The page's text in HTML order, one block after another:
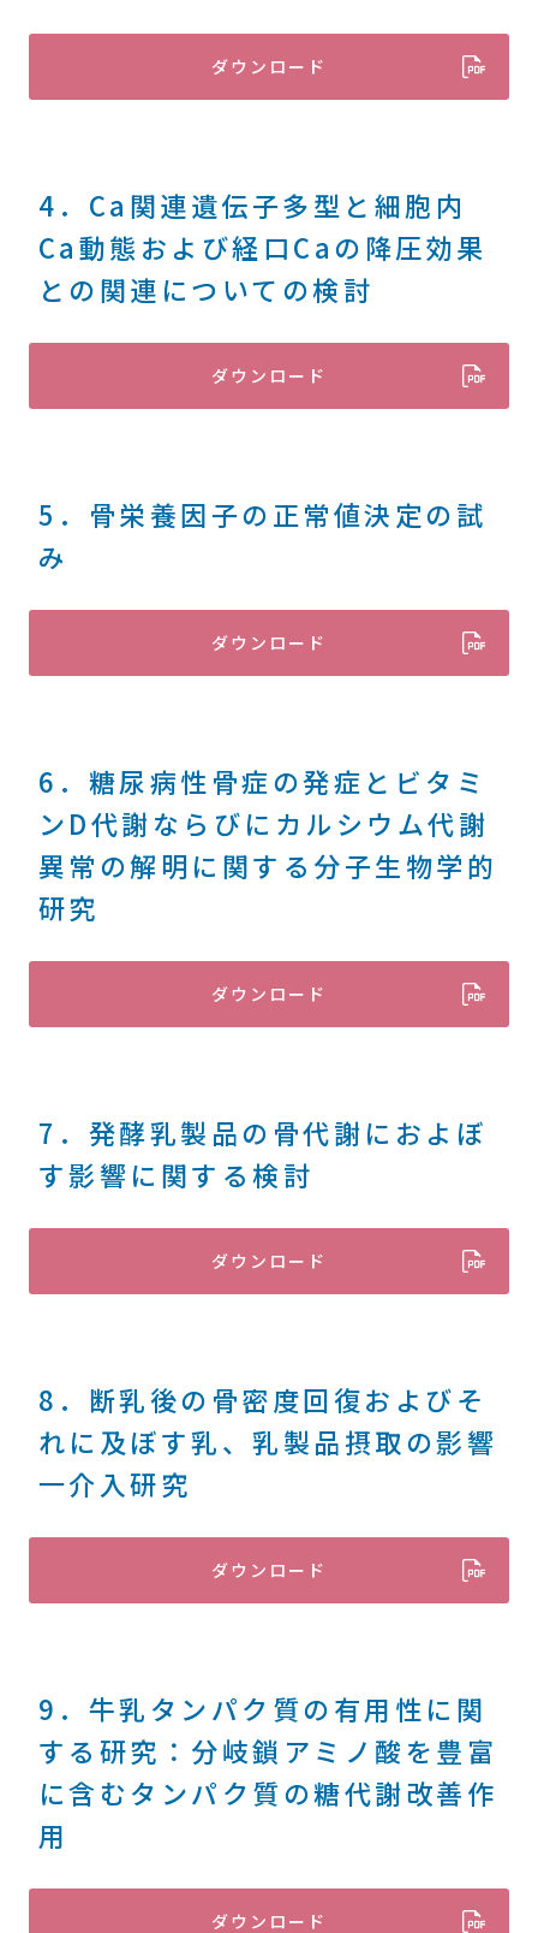
ダウンロード
4．Ca関連遺伝子多型と細胞内
Ca動態および経口Caの降圧効果
との関連についての検討
ダウンロード
5．骨栄養因子の正常値決定の試
み
ダウンロード
6．糖尿病性骨症の発症とビタミ
ンD代謝ならびにカルシウム代謝
異常の解明に関する分子生物学的
研究
ダウンロード
7．発酵乳製品の骨代謝におよぼ
す影響に関する検討
ダウンロード
8．断乳後の骨密度回復およびそ
れに及ぼす乳、乳製品摂取の影響
一介入研究
ダウンロード
9．牛乳タンパク質の有用性に関
する研究：分岐鎖アミノ酸を豊富
に含むタンパク質の糖代謝改善作
用
ダウンロード